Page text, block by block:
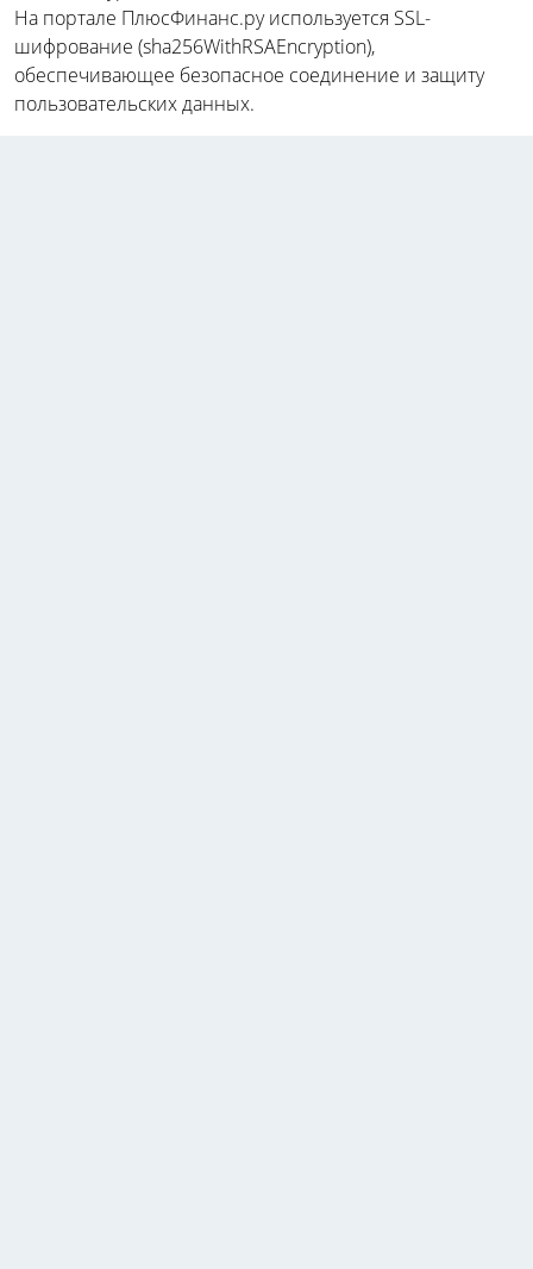
На портале ПлюсФинанс.ру используется SSL-
шифрование (sha256WithRSAEncryption),
обеспечивающее безопасное соединение и защиту
пользовательских данных.